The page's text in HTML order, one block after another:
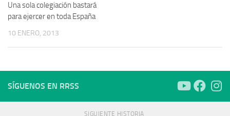
Una sola colegiación bastará
para ejercer en toda España
10 ENERO, 2013
SÍGUENOS EN RRSS
SIGUIENTE HISTORIA